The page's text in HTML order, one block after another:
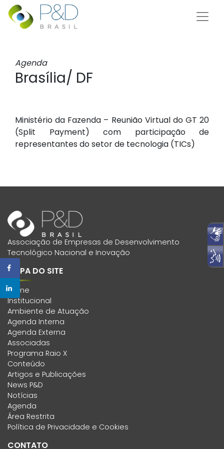
Agenda
Brasília/ DF
Ministério da Fazenda – Reunião Virtual do GT 20
(Split Payment) com participação de
representantes do setor de tecnologia (TICs)
Associação de Empresas de Desenvolvimento
Tecnológico Nacional e Inovação
MAPA DO SITE
Home
Institucional
Ambiente de Atuação
Agenda Interna
Agenda Externa
Associadas
Programa Raio X
Conteúdo
Artigos e Publicações
News P&D
Notícias
Agenda
Área Restrita
Política de Privacidade e Cookies
CONTATO